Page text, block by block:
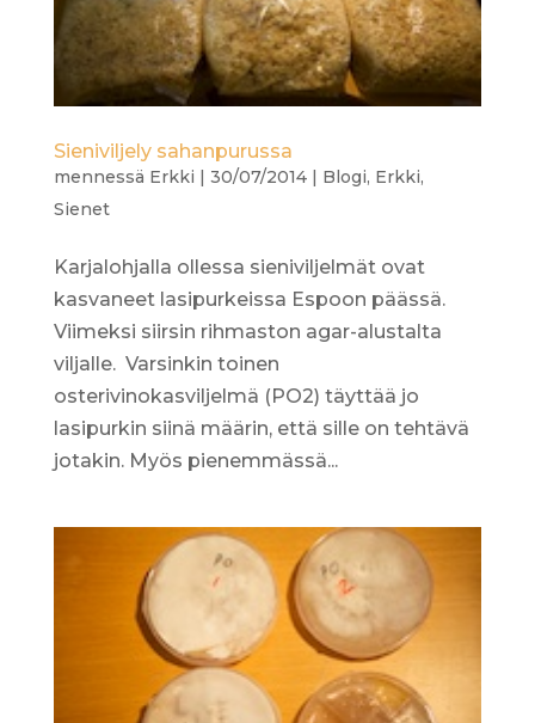
Sieniviljely sahanpurussa
mennessä Erkki | 30/07/2014| Blogi, Erkki,
Sienet
Karjalohjalla ollessa sieniviljelmät ovat
kasvaneet lasipurkeissa Espoon päässä.
Viimeksi siirsin rihmaston agar-alustalta
viljalle. Varsinkin toinen
osterivinokasviljelmä (PO2) täyttää jo
lasipurkin siinä määrin, että sille on tehtävä
jotakin. Myös pienemmässä...